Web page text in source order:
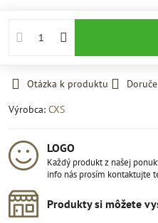
Otázka k produktu
Výrobca: CXS
LOGO
Každý produkt z našej
info nás prosím kontaktujte
Produkty si môžete